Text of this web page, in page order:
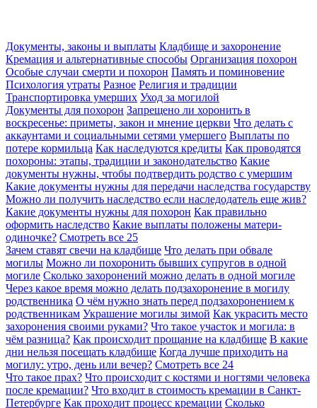
Документы, законы и выплаты Кладбище и захоронение
Кремация и альтернативные способы Организация похорон
Особые случаи смерти и похорон Память и поминовение
Психология утраты Разное Религия и традиции
Транспортировка умерших Уход за могилой
Документы для похорон Запрещено ли хоронить в
воскресенье: приметы, закон и мнение церкви Что делать с
аккаунтами и социальными сетями умершего Выплаты по
потере кормильца Как наследуются кредиты Как проводятся
похороны: этапы, традиции и законодательство Какие
документы нужны, чтобы подтвердить родство с умершим
Какие документы нужны для передачи наследства государству
Можно ли получить наследство если наследодатель еще жив?
Какие документы нужны для похорон Как правильно
оформить наследство Какие выплаты положены матери-
одиночке? Смотреть все 25
Зачем ставят свечи на кладбище Что делать при обвале
могилы Можно ли похоронить бывших супругов в одной
могиле Сколько захоронений можно делать в одной могиле
Через какое время можно делать подзахоронение в могилу
родственника О чём нужно знать перед подзахоронением к
родственникам Украшение могилы зимой Как украсить место
захоронения своими руками? Что такое участок и могила: в
чём разница? Как происходит прощание на кладбище В какие
дни нельзя посещать кладбище Когда лучше приходить на
могилу: утро, день или вечер? Смотреть все 24
Что такое прах? Что происходит с костями и ногтями человека
после кремации? Что входит в стоимость кремации в Санкт-
Петербурге Как проходит процесс кремации Сколько